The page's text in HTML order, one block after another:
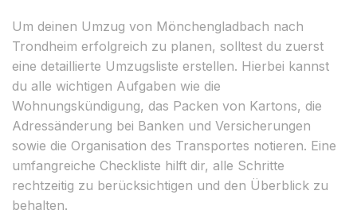
Um deinen Umzug von Mönchengladbach nach
Trondheim erfolgreich zu planen, solltest du zuerst
eine detaillierte Umzugsliste erstellen. Hierbei kannst
du alle wichtigen Aufgaben wie die
Wohnungskündigung, das Packen von Kartons, die
Adressänderung bei Banken und Versicherungen
sowie die Organisation des Transportes notieren. Eine
umfangreiche Checkliste hilft dir, alle Schritte
rechtzeitig zu berücksichtigen und den Überblick zu
behalten.